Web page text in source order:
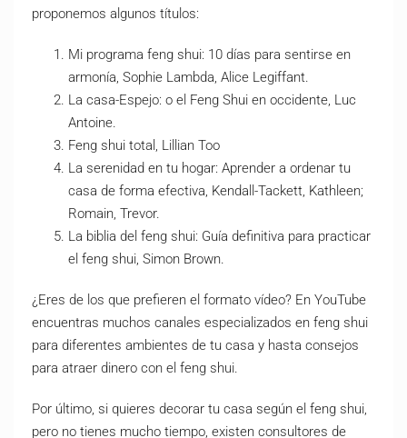
proponemos algunos títulos:
Mi programa feng shui: 10 días para sentirse en
armonía, Sophie Lambda, Alice Legiffant.
La casa-Espejo: o el Feng Shui en occidente, Luc
Antoine.
Feng shui total, Lillian Too
La serenidad en tu hogar: Aprender a ordenar tu
casa de forma efectiva, Kendall-Tackett, Kathleen;
Romain, Trevor.
La biblia del feng shui: Guía definitiva para practicar
el feng shui, Simon Brown.
¿Eres de los que prefieren el formato vídeo? En YouTube
encuentras muchos canales especializados en feng shui
para diferentes ambientes de tu casa y hasta consejos
para atraer dinero con el feng shui.
Por último, si quieres decorar tu casa según el feng shui,
pero no tienes mucho tiempo, existen consultores de